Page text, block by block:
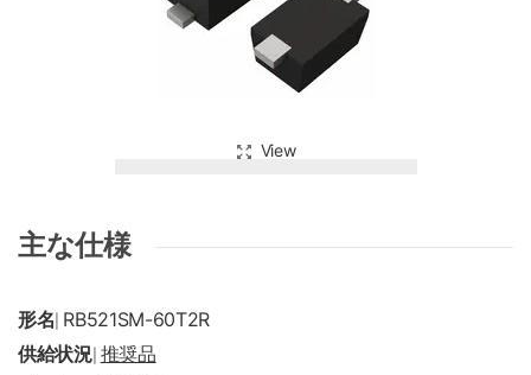
View
主な仕様
形名 RB521SM-60T2R
供給状況| 推奨品